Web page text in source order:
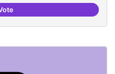
Àrees de formació definides i